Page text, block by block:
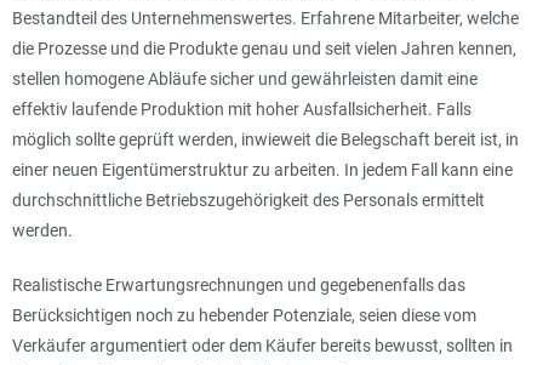
Bestandteil des Unternehmenswertes. Erfahrene Mitarbeiter, welche
die Prozesse und die Produkte genau und seit vielen Jahren kennen,
stellen homogene Abläufe sicher und gewährleisten damit eine
effektiv laufende Produktion mit hoher Ausfallsicherheit. Falls
möglich sollte geprüft werden, inwieweit die Belegschaft bereit ist, in
einer neuen Eigentümerstruktur zu arbeiten. In jedem Fall kann eine
durchschnittliche Betriebszugehörigkeit des Personals ermittelt
werden.
Realistische Erwartungsrechnungen und gegebenenfalls das
Berücksichtigen noch zu hebender Potenziale, seien diese vom
Verkäufer argumentiert oder dem Käufer bereits bewusst, sollten in